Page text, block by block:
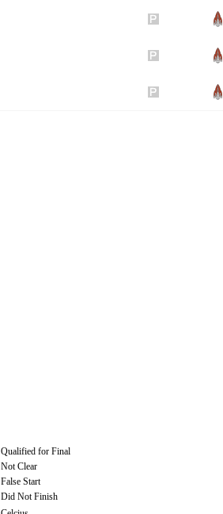
Qualified for Final
Not Clear
False Start
Did Not Finish